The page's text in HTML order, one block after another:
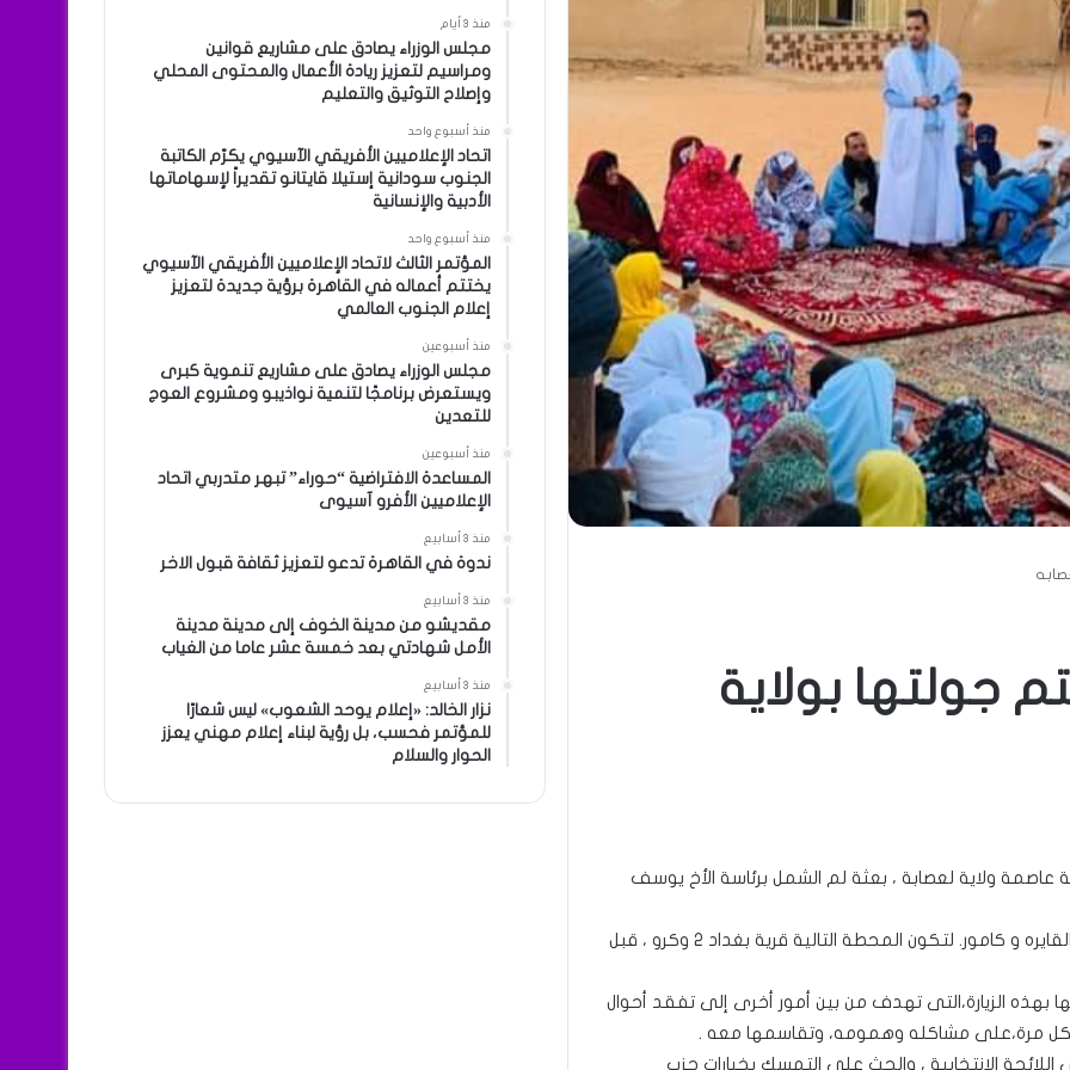
جولتها بولاية
ولاية لعصابة ، بعثة لم الشمل برئاسة الأخ يوسف
وكانت المحطة الأولى فى هذه الجولة قد بدأت من القايره و كامور. لتكون المحطة التالية قرية بغداد ٢ وكرو ، قبل
الزيارة،التى تهدف من بين أمور أخرى إلى تفقد أحوال
مرة،على مشاكله وهمومه، وتقاسمها معه .
الانتخابية ، والحث على التمسك بخيارات حزب
منذ 3 أيام
مجلس الوزراء يصادق على مشاريع قوانين
ومراسيم لتعزيز ريادة الأعمال والمحتوى المحلي
وإصلاح التوثيق والتعليم
منذ أسبوع واحد
اتحاد الإعلاميين الأفريقي الآسيوي يكرّم الكاتبة
الجنوب سودانية إستيلا قايتانو تقديراً لإسهاماتها
الأدبية والإنسانية
منذ أسبوع واحد
المؤتمر الثالث لاتحاد الإعلاميين الأفريقي الآسيوي
يختتم أعماله في القاهرة برؤية جديدة لتعزيز
إعلام الجنوب العالمي
منذ أسبوعين
مجلس الوزراء يصادق على مشاريع تنموية كبرى
ويستعرض برنامجًا لتنمية نواذيبو ومشروع العوج
للتعدين
منذ أسبوعين
المساعدة الافتراضية “حوراء” تبهر متدربي اتحاد
الإعلاميين الأفرو آسيوى
منذ 3 أسابيع
ندوة في القاهرة تدعو لتعزيز ثقافة قبول الاخر
منذ 3 أسابيع
مقديشو من مدينة الخوف إلى مدينة مدينة
الأمل شهادتي بعد خمسة عشر عاما من الغياب
منذ 3 أسابيع
نزار الخالد: «إعلام يوحد الشعوب» ليس شعارًا
للمؤتمر فحسب، بل رؤية لبناء إعلام مهني يعزز
الحوار والسلام